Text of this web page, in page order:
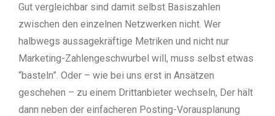
Gut vergleichbar sind damit selbst Basiszahlen
zwischen den einzelnen Netzwerken nicht. Wer
halbwegs aussagekräftige Metriken und nicht nur
Marketing-Zahlengeschwurbel will, muss selbst etwas
“basteln”. Oder – wie bei uns erst in Ansätzen
geschehen – zu einem Drittanbieter wechseln, Der hält
dann neben der einfacheren Posting-Vorausplanung